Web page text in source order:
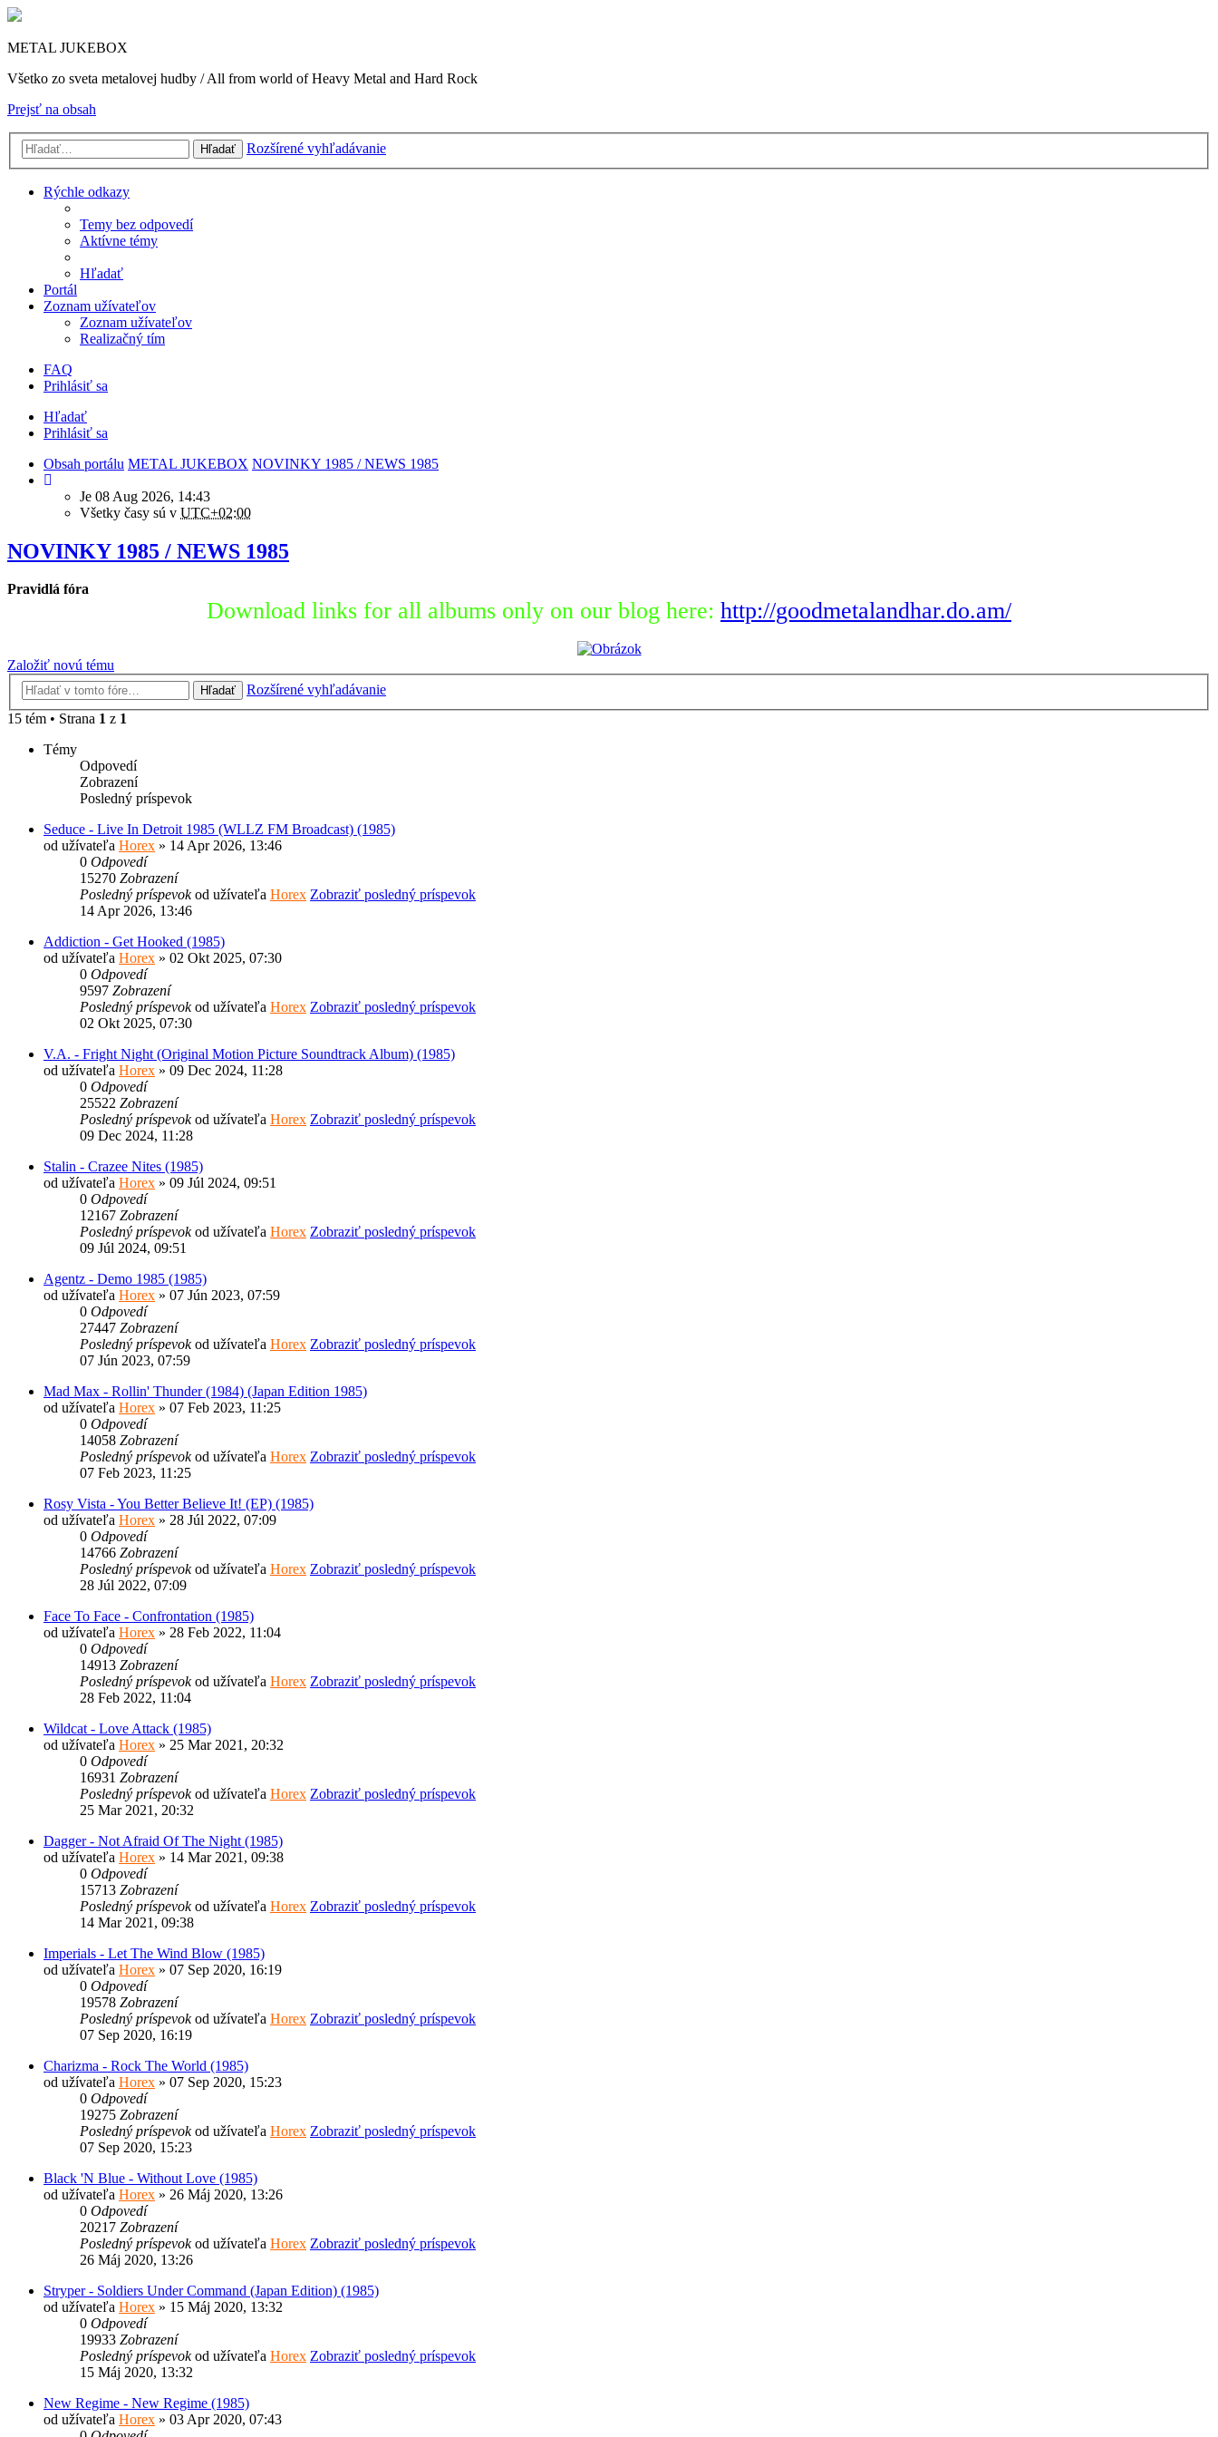
METAL JUKEBOX
Všetko zo sveta metalovej hudby / All from world of Heavy Metal and Hard Rock
Prejsť na obsah
Hľadať Rozšírené vyhľadávanie
Rýchle odkazy
Temy bez odpovedí
Aktívne témy
Hľadať
Portál
Zoznam užívateľov
Zoznam užívateľov
Realizačný tím
FAQ
Prihlásiť sa
Hľadať
Prihlásiť sa
Obsah portálu METAL JUKEBOX NOVINKY 1985 / NEWS 1985
Je 08 Aug 2026, 14:43
Všetky časy sú v UTC+02:00
NOVINKY 1985 / NEWS 1985
Pravidlá fóra
Download links for all albums only on our blog here: http://goodmetalandhar.do.am/
Založiť novú tému
Hľadať
Rozšírené vyhľadávanie
15 tém • Strana 1 z 1
Témy
Odpovedí
Zobrazení
Posledný príspevok
Seduce - Live In Detroit 1985 (WLLZ FM Broadcast) (1985)
od užívateľa Horex » 14 Apr 2026, 13:46
0 Odpovedí
15270 Zobrazení
Posledný príspevokod užívateľa Horex Zobraziť posledný príspevok
14 Apr 2026, 13:46
Addiction - Get Hooked (1985)
od užívateľa Horex » 02 Okt 2025, 07:30
0 Odpovedí
9597 Zobrazení
Posledný príspevokod užívateľa Horex Zobraziť posledný príspevok
02 Okt 2025, 07:30
V.A. - Fright Night (Original Motion Picture Soundtrack Album) (1985)
od užívateľa Horex » 09 Dec 2024, 11:28
0 Odpovedí
25522 Zobrazení
Posledný príspevokod užívateľa Horex Zobraziť posledný príspevok
09 Dec 2024, 11:28
Stalin - Crazee Nites (1985)
od užívateľa Horex » 09 Júl 2024, 09:51
0 Odpovedí
12167 Zobrazení
Posledný príspevokod užívateľa Horex Zobraziť posledný príspevok
09 Júl 2024, 09:51
Agentz - Demo 1985 (1985)
od užívateľa Horex » 07 Jún 2023, 07:59
0 Odpovedí
27447 Zobrazení
Posledný príspevokod užívateľa Horex Zobraziť posledný príspevok
07 Jún 2023, 07:59
Mad Max - Rollin' Thunder (1984) (Japan Edition 1985)
od užívateľa Horex » 07 Feb 2023, 11:25
0 Odpovedí
14058 Zobrazení
Posledný príspevokod užívateľa Horex Zobraziť posledný príspevok
07 Feb 2023, 11:25
Rosy Vista - You Better Believe It! (EP) (1985)
od užívateľa Horex » 28 Júl 2022, 07:09
0 Odpovedí
14766 Zobrazení
Posledný príspevokod užívateľa Horex Zobraziť posledný príspevok
28 Júl 2022, 07:09
Face To Face - Confrontation (1985)
od užívateľa Horex » 28 Feb 2022, 11:04
0 Odpovedí
14913 Zobrazení
Posledný príspevokod užívateľa Horex Zobraziť posledný príspevok
28 Feb 2022, 11:04
Wildcat - Love Attack (1985)
od užívateľa Horex » 25 Mar 2021, 20:32
0 Odpovedí
16931 Zobrazení
Posledný príspevokod užívateľa Horex Zobraziť posledný príspevok
25 Mar 2021, 20:32
Dagger - Not Afraid Of The Night (1985)
od užívateľa Horex » 14 Mar 2021, 09:38
0 Odpovedí
15713 Zobrazení
Posledný príspevokod užívateľa Horex Zobraziť posledný príspevok
14 Mar 2021, 09:38
Imperials - Let The Wind Blow (1985)
od užívateľa Horex » 07 Sep 2020, 16:19
0 Odpovedí
19578 Zobrazení
Posledný príspevokod užívateľa Horex Zobraziť posledný príspevok
07 Sep 2020, 16:19
Charizma - Rock The World (1985)
od užívateľa Horex » 07 Sep 2020, 15:23
0 Odpovedí
19275 Zobrazení
Posledný príspevokod užívateľa Horex Zobraziť posledný príspevok
07 Sep 2020, 15:23
Black 'N Blue - Without Love (1985)
od užívateľa Horex » 26 Máj 2020, 13:26
0 Odpovedí
20217 Zobrazení
Posledný príspevokod užívateľa Horex Zobraziť posledný príspevok
26 Máj 2020, 13:26
Stryper - Soldiers Under Command (Japan Edition) (1985)
od užívateľa Horex » 15 Máj 2020, 13:32
0 Odpovedí
19933 Zobrazení
Posledný príspevokod užívateľa Horex Zobraziť posledný príspevok
15 Máj 2020, 13:32
New Regime - New Regime (1985)
od užívateľa Horex » 03 Apr 2020, 07:43